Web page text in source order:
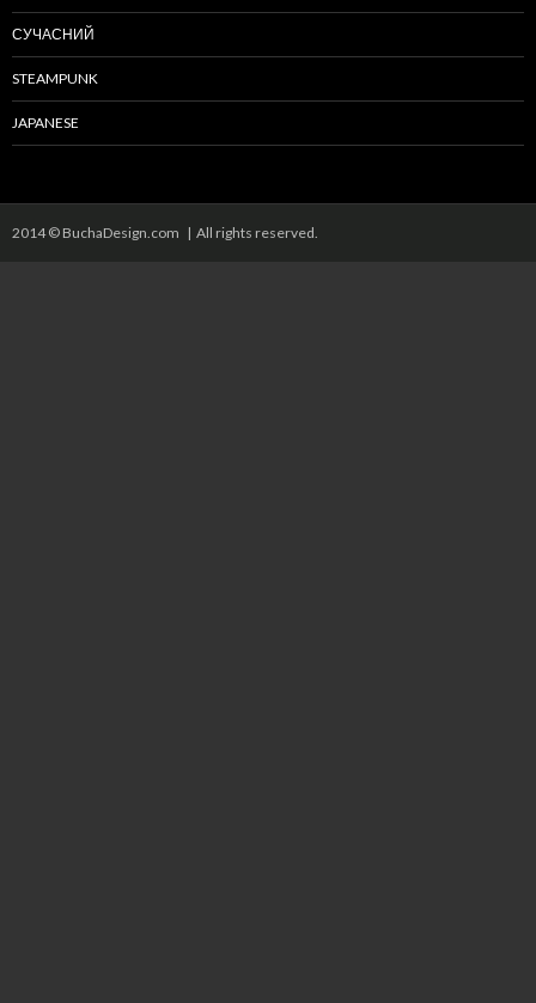
СУЧАСНИЙ
STEAMPUNK
JAPANESE
2014 © BuchaDesign.com | All rights reserved.